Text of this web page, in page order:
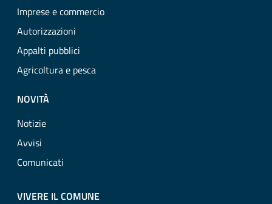
Imprese e commercio
Autorizzazioni
Appalti pubblici
Agricoltura e pesca
NOVITÀ
Notizie
Avvisi
Comunicati
VIVERE IL COMUNE